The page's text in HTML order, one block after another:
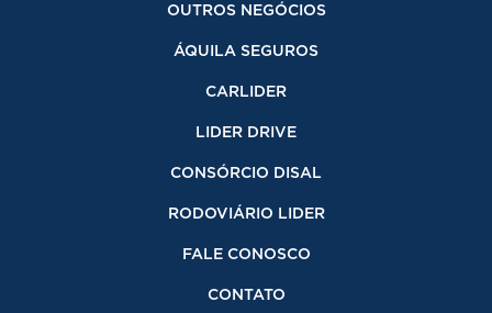
OUTROS NEGÓCIOS
ÁQUILA SEGUROS
CARLIDER
LIDER DRIVE
CONSÓRCIO DISAL
RODOVIÁRIO LIDER
FALE CONOSCO
CONTATO